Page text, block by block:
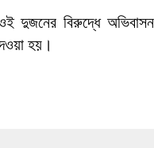
দুজনের বিরুদ্ধে
হয়।